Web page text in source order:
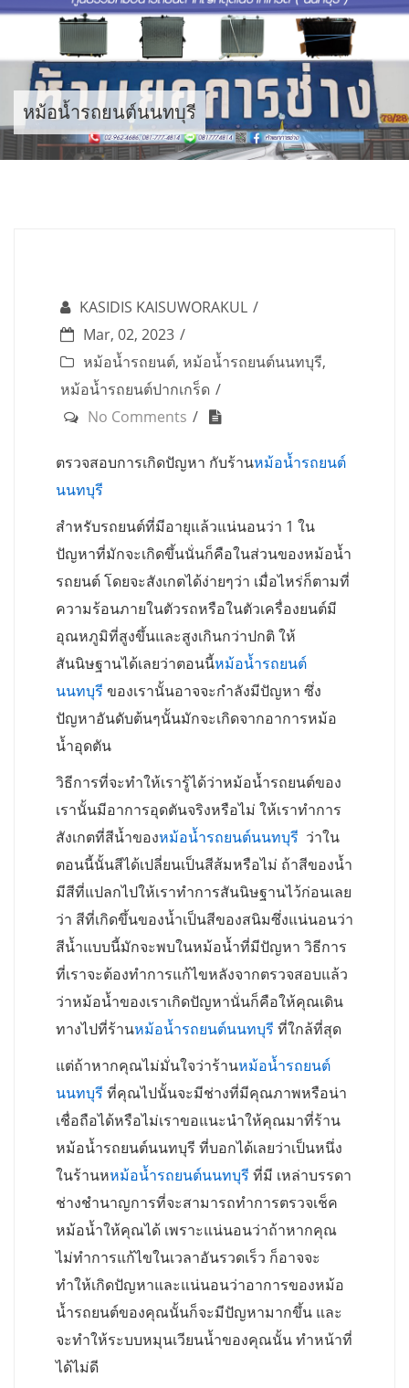
Skip
หม้อน้ำรถยนต์นนทบุรี
KASIDIS KAISUWORAKUL
Mar, 02, 2023
หม้อน้ำรถยนต์, หม้อน้ำรถยนต์นนทบุรี,
หม้อน้ำรถยนต์ปากเกร็ด
No Comments
ตรวจสอบการเกิดปัญหา กับร้านหม้อน้ำรถยนต์
นนทบุรี
สำหรับรถยนต์ที่มีอายุแล้วแน่นอนว่า 1 ใน
ปัญหาที่มักจะเกิดขึ้นนั่นก็คือในส่วนของหม้อน้ำ
รถยนต์ โดยจะสังเกตได้ง่ายๆว่า เมื่อไหร่ก็ตามที่
ความร้อนภายในตัวรถหรือในตัวเครื่องยนต์มี
อุณหภูมิที่สูงขึ้นและสูงเกินกว่าปกติ ให้
สันนิษฐานได้เลยว่าตอนนี้หม้อน้ำรถยนต์
นนทบุรี ของเรานั้นอาจจะกำลังมีปัญหา ซึ่ง
ปัญหาอันดับต้นๆนั้นมักจะเกิดจากอาการหม้อ
น้ำอุดตัน
วิธีการที่จะทำให้เรารู้ได้ว่าหม้อน้ำรถยนต์ของ
เรานั้นมีอาการอุดตันจริงหรือไม่ ให้เราทำการ
สังเกตที่สีน้ำของหม้อน้ำรถยนต์นนทบุรี ว่าใน
ตอนนี้นั้นสีได้เปลี่ยนเป็นสีส้มหรือไม่ ถ้าสีของน้ำ
มีสีที่แปลกไปให้เราทำการสันนิษฐานไว้ก่อนเลย
ว่า สีที่เกิดขึ้นของน้ำเป็นสีของสนิมซึ่งแน่นอนว่า
สีน้ำแบบนี้มักจะพบในหม้อน้ำที่มีปัญหา วิธีการ
ที่เราจะต้องทำการแก้ไขหลังจากตรวจสอบแล้ว
ว่าหม้อน้ำของเราเกิดปัญหานั่นก็คือให้คุณเดิน
ทางไปที่ร้านหม้อน้ำรถยนต์นนทบุรี ที่ใกล้ที่สุด
แต่ถ้าหากคุณไม่มั่นใจว่าร้านหม้อน้ำรถยนต์
นนทบุรี ที่คุณไปนั้นจะมีช่างที่มีคุณภาพหรือน่า
เชื่อถือได้หรือไม่เราขอแนะนำให้คุณมาที่ร้าน
หม้อน้ำรถยนต์นนทบุรี ที่บอกได้เลยว่าเป็นหนึ่ง
ในร้านหหม้อน้ำรถยนต์นนทบุรี ที่มี เหล่าบรรดา
ช่างชำนาญการที่จะสามารถทำการตรวจเช็ค
หม้อน้ำให้คุณได้ เพราะแน่นอนว่าถ้าหากคุณ
ไม่ทำการแก้ไขในเวลาอันรวดเร็ว ก็อาจจะ
ทำให้เกิดปัญหาและแน่นอนว่าอาการของหม้อ
น้ำรถยนต์ของคุณนั้นก็จะมีปัญหามากขึ้น และ
จะทำให้ระบบหมุนเวียนน้ำของคุณนั้น ทำหน้าที่
ได้ไม่ดี